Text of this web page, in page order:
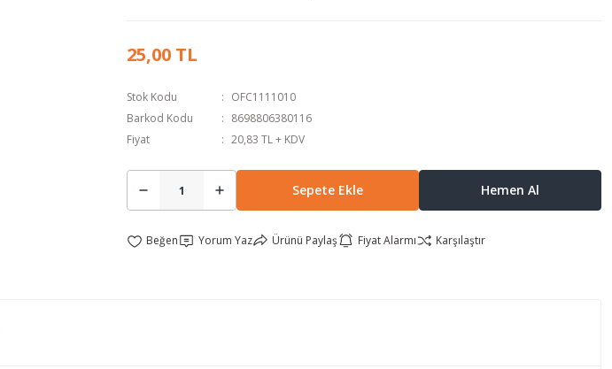
25,00 TL
Stok Kodu
OFC1111010
Barkod Kodu
8698806380116
Fiyat
20,83 TL + KDV
Sepete Ekle Hemen Al
Yorum Yaz Ürünü Paylaş Fiyat Alarmı Karşılaştır